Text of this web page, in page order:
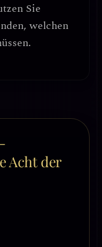
Sie
welchen
Acht der